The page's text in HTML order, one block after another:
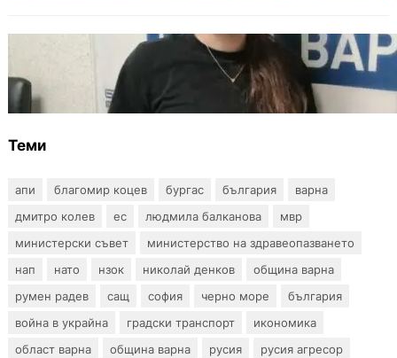
ОБЩЕСТВО
Варненска ученичка създаде интерактивна
карта за сигнали за проблеми с боклука
Теми
апи благомир коцев бургас българия
варна
дмитро колев
ес людмила балканова
мвр
министерски съвет
министерство на здравеопазването
нап
нато нзок николай денков
община варна
румен радев
сащ софия черно море
българия
война в украйна
градски транспорт
икономика
област варна
община варна русия
русия агресор